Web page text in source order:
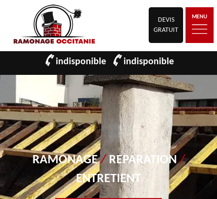
DEVIS
GRATUIT
MENU
indisponible indisponible
RAMONAGE/ REPARATION/
ENTRETIENT